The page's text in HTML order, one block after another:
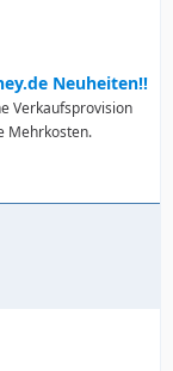
Neuheiten!!
Verkaufsprovision
Mehrkosten.